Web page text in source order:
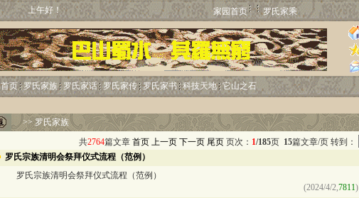
上午好！ 家园首页 罗氏家乘
首页 罗氏家族 罗氏家话 罗氏家传 罗氏家书 科技天地 它山之石
>>罗氏家族
共2764篇文章 首页 上一页 下一页 尾页 页次： 1/185页 15篇文章/页 转到：
罗氏宗族清明会祭拜仪式流程（范例）
罗氏宗族清明会祭拜仪式流程（范例）
(2024/4/2,7811)